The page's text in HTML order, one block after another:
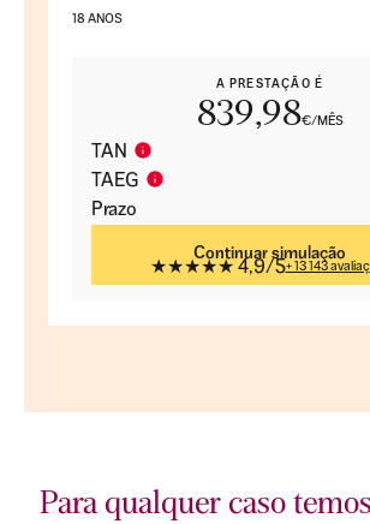
18 ANOS
A PRESTAÇÃO É
839,98€/MÊS
TAN
TAEG
Prazo
Continuar simulação
★★★★★ 4,9/5+ 13 143
Para qualquer caso